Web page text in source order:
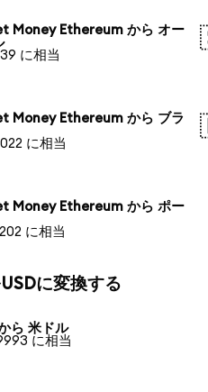
Money Ethereum から オー
に相当
Money Ethereum から ブラ
に相当
Money Ethereum から ポー
に相当
に変換する
ら 米ドル
に相当